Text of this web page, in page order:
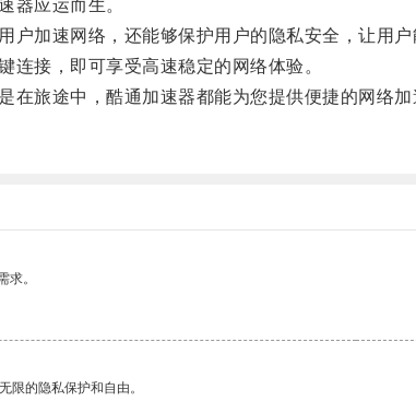
应运而生。
加速网络，还能够保护用户的隐私安全，让用户
接，即可享受高速稳定的网络体验。
旅途中，酷通加速器都能为您提供便捷的网络加
求。
限的隐私保护和自由。